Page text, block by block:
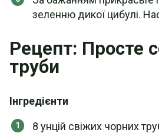
зеленню дикої цибулі.
Рецепт: Просте
труби
Інгредієнти
8 унцій свіжих чорних